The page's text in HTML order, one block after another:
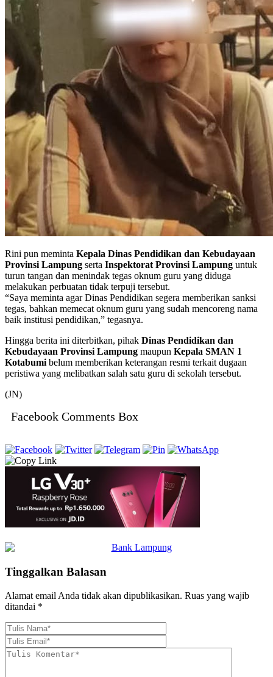
Rini pun meminta Kepala Dinas Pendidikan dan Kebudayaan
Provinsi Lampung serta Inspektorat Provinsi Lampung untuk
turun tangan dan menindak tegas oknum guru yang diduga
melakukan perbuatan tidak terpuji tersebut.
“Saya meminta agar Dinas Pendidikan segera memberikan sanksi
tegas, bahkan memecat oknum guru yang sudah mencoreng nama
baik institusi pendidikan,” tegasnya.
Hingga berita ini diterbitkan, pihak Dinas Pendidikan dan
Kebudayaan Provinsi Lampung maupun Kepala SMAN 1
Kotabumi belum memberikan keterangan resmi terkait dugaan
peristiwa yang melibatkan salah satu guru di sekolah tersebut.
(JN)
Facebook Comments Box
Tinggalkan Balasan
Alamat email Anda tidak akan dipublikasikan. Ruas yang wajib
ditandai *